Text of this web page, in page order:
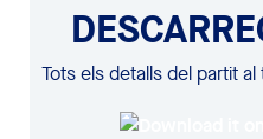
Tots els detalls del partit